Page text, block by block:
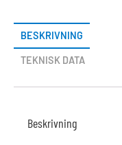
BESKRIVNING
TEKNISK DATA
Beskrivning